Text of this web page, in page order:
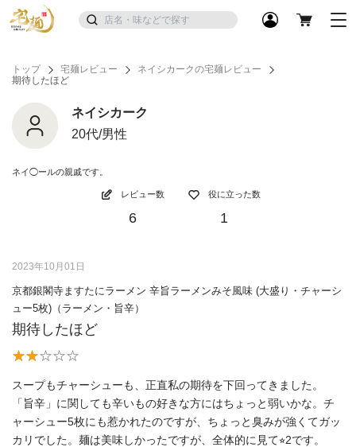
トップ 宅麺レビュー
ネイシカークの宅麺レビュー
期待したほど
ネイシカーク
20代/男性
ネイ◯ールの親戚です。
レビュー数
6
役に立った数
1
2023年10月01日
京都銀閣寺ますたにラーメン 辛旨ラーメンみそ風味 (大盛り・チャーシ
ュー5枚)（ラーメン・旨辛）
期待したほど
スープもチャーシューも、正直私の期待を下回ってきました。
「旨辛」に関しても辛いもの好きな方にはちょっと弱いかな。チ
ャーシュー5枚にも惹かれたのですが、ちょっと臭みが強くてガッ
カリでした。麺は美味しかったですが、全体的に見て⭐︎2です。